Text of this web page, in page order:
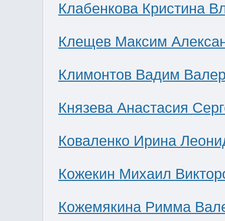
Клабенкова Кристина
Клещев Максим
Климонтов Вадим
Князева Анастасия
Коваленко Ирина
Кожекин Михаил
Кожемякина Римма